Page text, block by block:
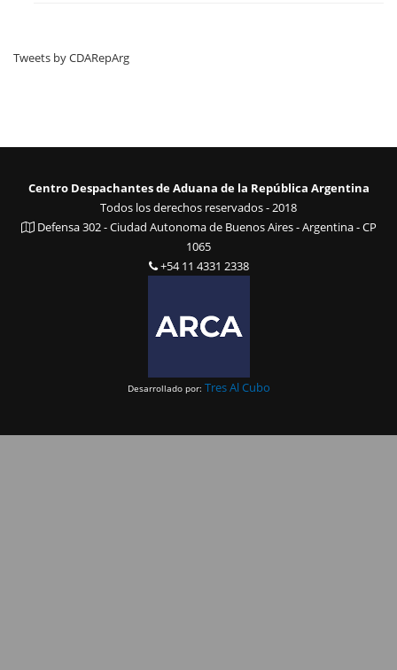
Tweets by CDARepArg
Centro Despachantes de Aduana de la República Argentina
Todos los derechos reservados - 2018
Defensa 302 - Ciudad Autonoma de Buenos Aires - Argentina - CP
1065
+54 11 4331 2338
Desarrollado por: Tres Al Cubo